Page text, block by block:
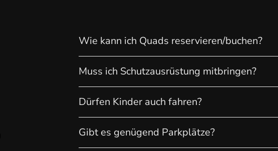
Wie kann ich Quads reservieren/buchen?
Muss ich Schutzausrüstung mitbringen?
Dürfen Kinder auch fahren?
Gibt es genügend Parkplätze?